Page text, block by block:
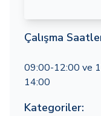
Çalışma
09:00-12:00 ve
14:00
Kategoriler: